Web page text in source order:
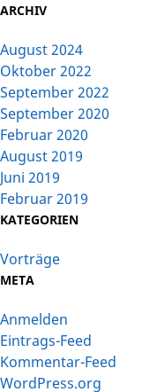
ARCHIV
August 2024
Oktober 2022
September 2022
September 2020
Februar 2020
August 2019
Juni 2019
Februar 2019
KATEGORIEN
Vorträge
META
Anmelden
Eintrags-Feed
Kommentar-Feed
WordPress.org